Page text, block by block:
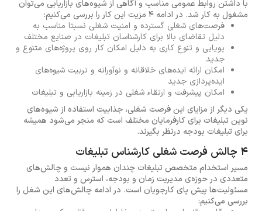
با داشتن روابط عمومی مناسب و آگاهی از شیوه‌های بازاریابی می‌توان
مشغول به کار شد. در ادامه 4 مزیت این کار را بررسی می‌کنیم:
فرصت‌های شغلی گسترده و امنیت شغلی نسبتا مناسب به
دلیل تقاضای بالا برای کارشناسان تبلیغات در صنایع مختلف
پویایی و تنوع کاری به دلیل امکان کار روی پروژه‌های متنوع و
جدید
امکان ارائه ایده‌های خلاقانه و نوآورانه و تربیت شیوه‌های
ایده‌پردازی جدید
امکان پیشرفت و ارتقاء شغلی در زمینه بازاریابی و تبلیغات
یکی دیگر از مزایای این فرصت شغلی، جذابیت استفاده از شیوه‌های
نوین تبلیغات برای کارفرمایان مختلف است که منجر می‌شود همیشه
برای تبلیغات بودجه‌ درنظر بگیرند.
4 چالش فرصت شغلی کارشناس تبلیغات
مسیر استخدام متخصص تبلیغات چندان هموار نیست و چالش‌های
متعددی در حوزه‌ی مدیریت زمان و بودجه، استرس و تعدد
مسئولیت‌ها پیش پای کارجویان است. در ادامه چالش‌های این شغل را
بررسی می‌کنیم: